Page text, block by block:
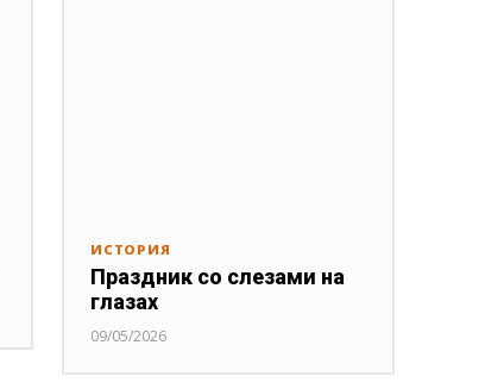
ИСТОРИЯ
Праздник со слезами на
глазах
09/05/2026